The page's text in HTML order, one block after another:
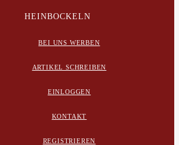
HEINBOCKELN
BEI UNS WERBEN
ARTIKEL SCHREIBEN
EINLOGGEN
KONTAKT
REGISTRIEREN